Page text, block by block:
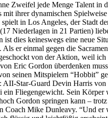
Zweifel jede Menge Talent
mit ihrer dynamischen
in Los Angeles, der Stadt
Niederlagen in 21 Partien)
dies keineswegs eine neue
Als er einmal gegen die
von der Aktion, weil
Eric Gordon überdenken
seinen Mitspielern “Hobbit”
AII-Star-Guard Devin Harris
ein Fliegengewicht. Sein Körper
Gordon springen kann – trotz
Coach Mike Dunleavy. “Und